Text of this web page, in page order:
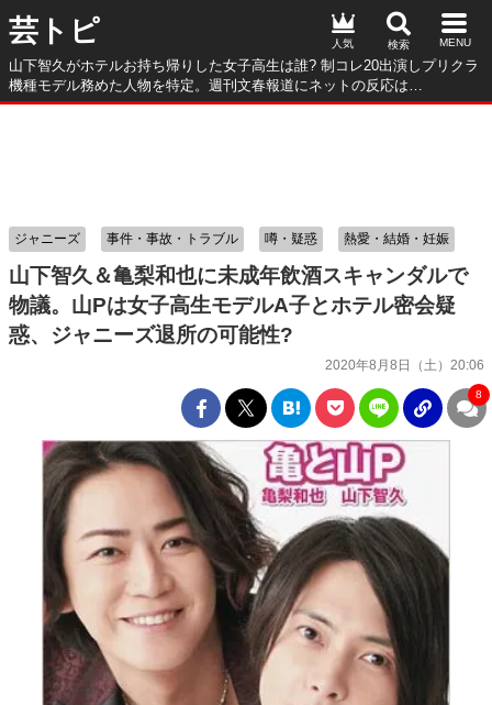
芸トピ
山下智久がホテルお持ち帰りした女子高生は誰? 制コレ20出演しプリクラ
機種モデル務めた人物を特定。週刊文春報道にネットの反応は…
人気
山下智久＆亀梨和也に未成年飲酒スキャンダルで
物議。山Pは女子高生モデルA子とホテル密会疑
惑、ジャニーズ退所の可能性?
2020年8月8日（土）20:06
ジャニーズ 事件・事故・トラブル 噂・疑惑 熱愛・結婚・妊娠
8